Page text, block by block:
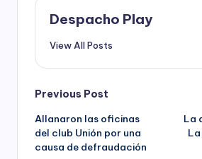
Despacho Play
View All Posts
Post
navigation
Previous Post
Allanaron las oficinas
del club Unión por una
causa de defraudación
La